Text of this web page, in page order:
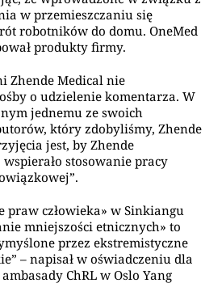
w przemieszczaniu się
robotników do domu. OneMed
produkty firmy.
Zhende Medical nie
o udzielenie komentarza. W
jednemu ze swoich
który zdobyliśmy, Zhende
jest, by Zhende
wspierało stosowanie pracy
praw człowieka» w Sinkiangu
mniejszości etnicznych» to
przez ekstremistyczne
– napisał w oświadczeniu dla
ChRL w Oslo Yang